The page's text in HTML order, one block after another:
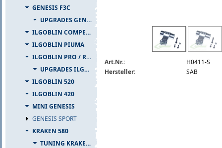
GENESIS F3C
UPGRADES GENESIS F3C
ILGOBLIN COMPETIZIONE
ILGOBLIN PIUMA
ILGOBLIN PRO / RAW 700
UPGRADES ILGOBLIN PRO / RAW 700
ILGOBLIN 520
ILGOBLIN 420
MINI GENESIS
GENESIS SPORT
KRAKEN 580
TUNING KRAKEN 580
Art.Nr.:
H0411-S
Hersteller:
SAB